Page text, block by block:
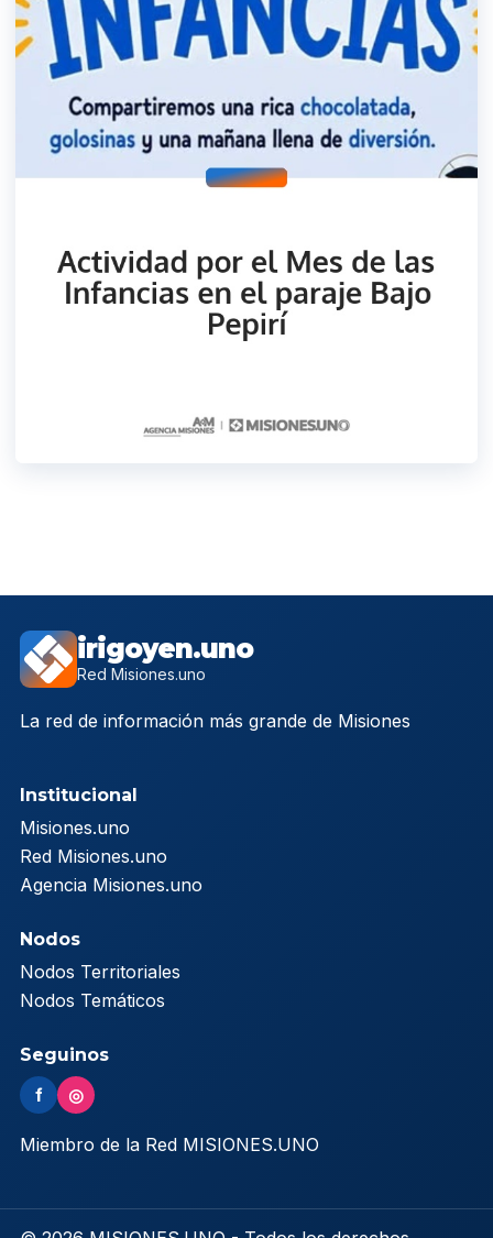
irigoyen.uno
Red Misiones.uno
La red de información más grande de Misiones
Institucional
Misiones.uno
Red Misiones.uno
Agencia Misiones.uno
Nodos
Nodos Territoriales
Nodos Temáticos
Seguinos
f ◎
Miembro de la Red MISIONES.UNO